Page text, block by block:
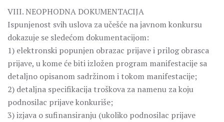
VIII. NEOPHODNA DOKUMENTACIJA
Ispunjenost svih uslova za učešće na javnom konkursu
dokazuje se sledećom dokumentacijom:
1) elektronski popunjen obrazac prijave i prilog obrasca
prijave, u kome će biti izložen program manifestacije sa
detaljno opisanom sadržinom i tokom manifestacije;
2) detaljna specifikacija troškova za namenu za koju
podnosilac prijave konkuriše;
3) izjava o sufinansiranju (ukoliko podnosilac prijave